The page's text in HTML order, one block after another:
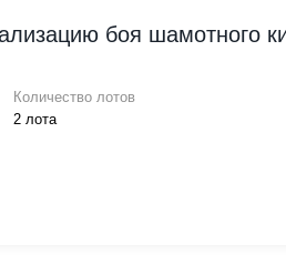
боя шамотного
Количество лотов
2 лота